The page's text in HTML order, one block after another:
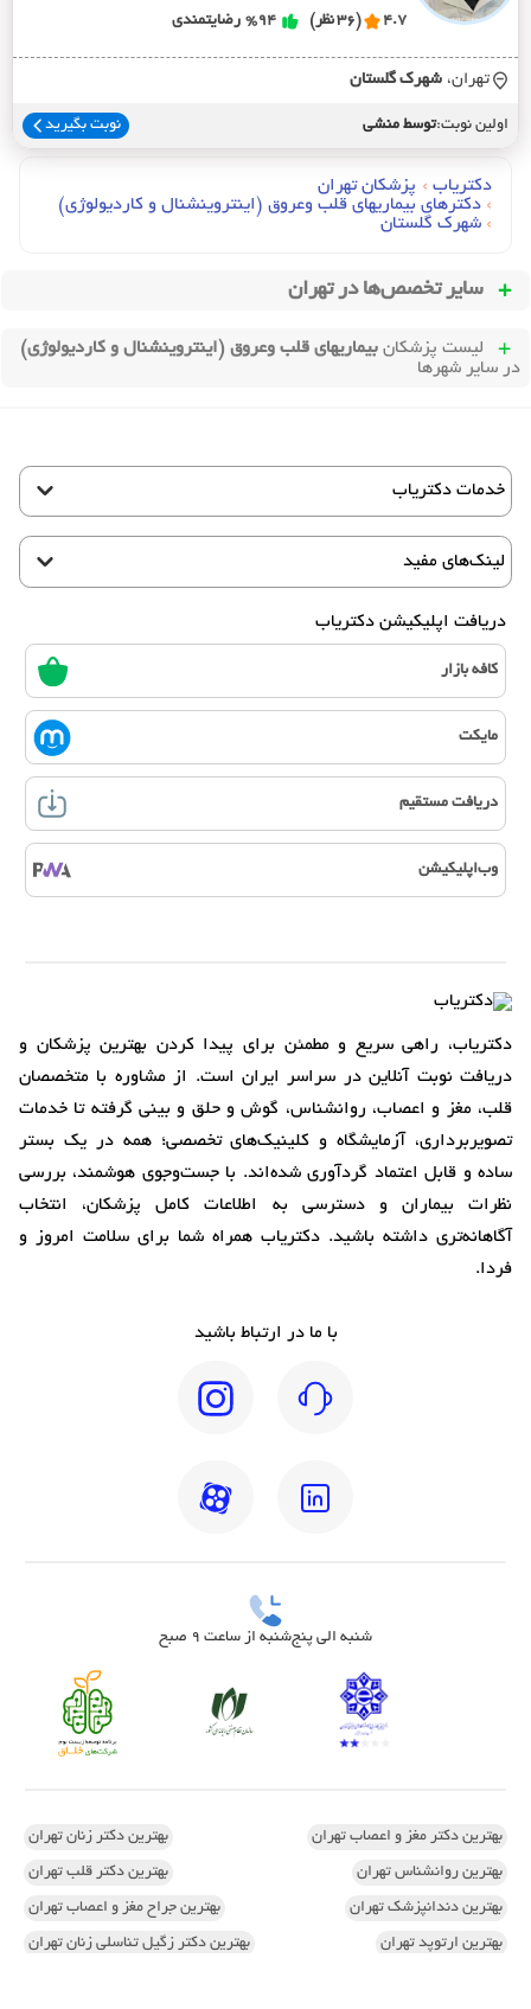
4.7 (36 نظر) %94 رضایتمندی
تهران، شهرک گلستان
اولین نوبت:توسط منشی نوبت بگیرید
دکتریاب › پزشکان تهران
› دکترهای بيماريهاي قلب وعروق (اينتروينشنال و کارديولوژي)
› شهرک گلستان
سایر تخصص‌ها درتهران
لیست پزشکان بیماریهای قلب وعروق (اینتروینشنال و کاردیولوژی)
در سایر شهرها
خدمات دکتریاب
لینک‌های مفید
دریافت اپلیکیشن دکتریاب
کافه بازار
مایکت
دریافت مستقیم
وب‌اپلیکیشن
دکتریاب، راهی سریع و مطمئن برای پیدا کردن بهترین پزشکان و
دریافت نوبت آنلاین در سراسر ایران است. از مشاوره با متخصصان
قلب، مغز و اعصاب، روانشناس، گوش و حلق و بینی گرفته تا خدمات
تصویربرداری، آزمایشگاه و کلینیک‌های تخصصی؛ همه در یک بستر
ساده و قابل اعتماد گردآوری شده‌اند. با جست‌وجوی هوشمند، بررسی
نظرات بیماران و دسترسی به اطلاعات کامل پزشکان، انتخاب
آگاهانه‌تری داشته باشید. دکتریاب همراه شما برای سلامت امروز و
فردا.
با ما در ارتباط باشید
شنبه الی پنج‌شنبه از ساعت 9 صبح
بهترین دکتر مغز و اعصاب تهران بهترین دکتر زنان تهران
بهترین روانشناس تهران بهترین دکتر قلب تهران
بهترین دندانپزشک تهران بهترین جراح مغز و اعصاب تهران
بهترین ارتوپد تهران بهترین دکتر زگیل تناسلی زنان تهران